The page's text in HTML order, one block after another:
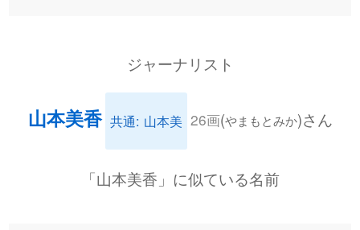
ジャーナリスト
山本美香 共通: 山本美 26画(やまもとみか)さん
「山本美香」に似ている名前